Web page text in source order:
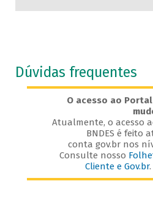
Dúvidas frequentes
O acesso ao
Atualmente, o acesso
BNDES é feito
conta gov.br nos
Consulte nosso
Cliente e Gov.br